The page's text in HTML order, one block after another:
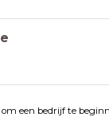
om een bedrijf te